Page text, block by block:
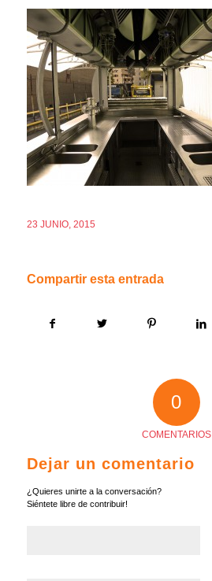
23 JUNIO, 2015
Compartir esta entrada
0
COMENTARIOS
Dejar un comentario
¿Quieres unirte a la conversación?
Siéntete libre de contribuir!